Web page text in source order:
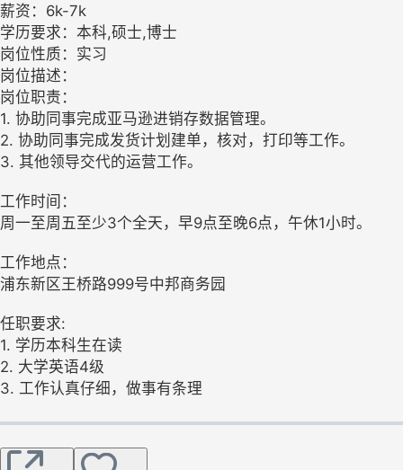
薪资：6k-7k
学历要求：本科,硕士,博士
岗位性质：实习
岗位描述：
岗位职责：
1. 协助同事完成亚马逊进销存数据管理。
2. 协助同事完成发货计划建单，核对，打印等工作。
3. 其他领导交代的运营工作。
工作时间：
周一至周五至少3个全天，早9点至晚6点，午休1小时。
工作地点：
浦东新区王桥路999号中邦商务园
任职要求:
1. 学历本科生在读
2. 大学英语4级
3. 工作认真仔细，做事有条理